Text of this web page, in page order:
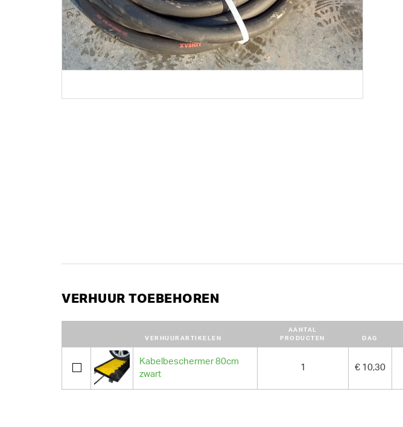
VERHUUR TOEBEHOREN
VERHUURARTIKELEN
AANTAL
PRODUCTEN
DAG
Kabelbeschermer 80cm
zwart
1 € 10,30